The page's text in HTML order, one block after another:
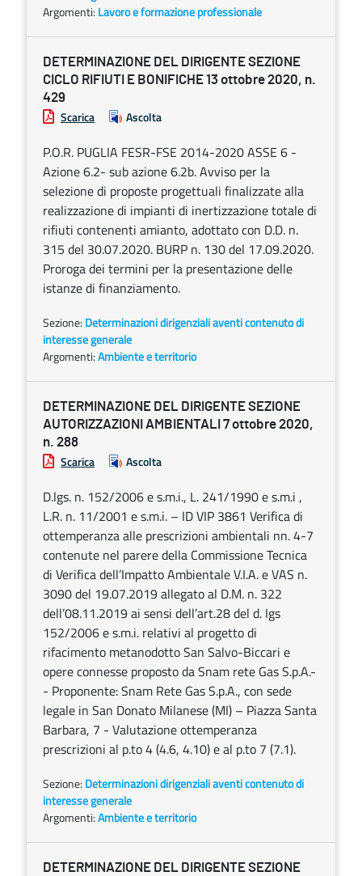
Argomenti: Lavoro e formazione professionale
DETERMINAZIONE DEL DIRIGENTE SEZIONE
CICLO RIFIUTI E BONIFICHE 13 ottobre 2020, n.
429
Scarica Ascolta
P.O.R. PUGLIA FESR-FSE 2014-2020 ASSE 6 -
Azione 6.2- sub azione 6.2b. Avviso per la
selezione di proposte progettuali finalizzate alla
realizzazione di impianti di inertizzazione totale di
rifiuti contenenti amianto, adottato con D.D. n.
315 del 30.07.2020. BURP n. 130 del 17.09.2020.
Proroga dei termini per la presentazione delle
istanze di finanziamento.
Sezione: Determinazioni dirigenziali aventi contenuto di
interesse generale
Argomenti:Ambiente e territorio
DETERMINAZIONE DEL DIRIGENTE SEZIONE
AUTORIZZAZIONI AMBIENTALI 7 ottobre 2020,
n. 288
Scarica Ascolta
D.lgs. n. 152/2006 e s.m.i., L. 241/1990 e s.m.i ,
L.R. n. 11/2001 e s.m.i. – ID VIP 3861 Verifica di
ottemperanza alle prescrizioni ambientali nn. 4-7
contenute nel parere della Commissione Tecnica
di Verifica dell’Impatto Ambientale V.I.A. e VAS n.
3090 del 19.07.2019 allegato al D.M. n. 322
dell’08.11.2019 ai sensi dell’art.28 del d. Igs
152/2006 e s.m.i. relativi al progetto di
rifacimento metanodotto San Salvo-Biccari e
opere connesse proposto da Snam rete Gas S.p.A.-
- Proponente: Snam Rete Gas S.p.A., con sede
legale in San Donato Milanese (MI) – Piazza Santa
Barbara, 7 - Valutazione ottemperanza
prescrizioni al p.to 4 (4.6, 4.10) e al p.to 7 (7.1).
Sezione: Determinazioni dirigenziali aventi contenuto di
interesse generale
Argomenti:Ambiente e territorio
DETERMINAZIONE DEL DIRIGENTE SEZIONE